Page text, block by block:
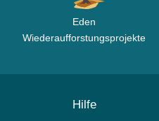
Eden
Wiederaufforstungsprojekte
Hilfe